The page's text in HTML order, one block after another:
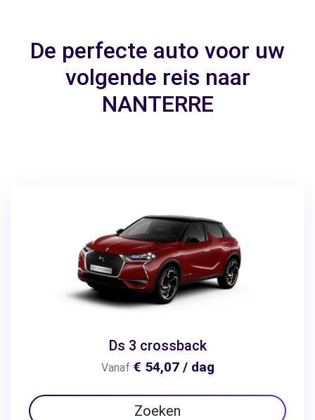
De perfecte auto voor uw
volgende reis naar
NANTERRE
Ds 3 crossback
Vanaf € 54,07 / dag
Zoeken